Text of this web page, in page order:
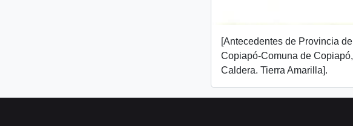
[Antecedentes de Provincia de
Copiapó-Comuna de Copiapó,
Caldera. Tierra Amarilla].